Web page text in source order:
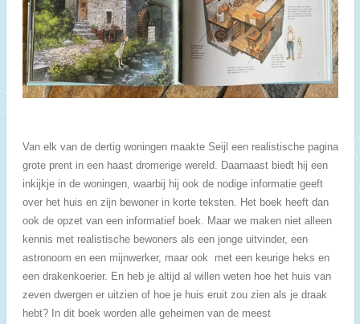
Van elk van de dertig woningen maakte Seijl een realistische pagina
grote prent in een haast dromerige wereld. Daarnaast biedt hij een
inkijkje in de woningen, waarbij hij ook de nodige informatie geeft
over het huis en zijn bewoner in korte teksten. Het boek heeft dan
ook de opzet van een informatief boek. Maar we maken niet alleen
kennis met realistische bewoners als een jonge uitvinder, een
astronoom en een mijnwerker, maar ook met een keurige heks en
een drakenkoerier. En heb je altijd al willen weten hoe het huis van
zeven dwergen er uitzien of hoe je huis eruit zou zien als je draak
hebt? In dit boek worden alle geheimen van de meest